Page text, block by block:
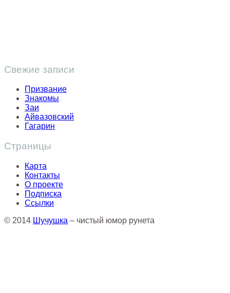
Свежие записи
Призвание
Знакомы
Заи
Айвазовский
Гагарин
Страницы
Карта
Контакты
О проекте
Подписка
Ссылки
© 2014 Шучушка – чистый юмор рунета